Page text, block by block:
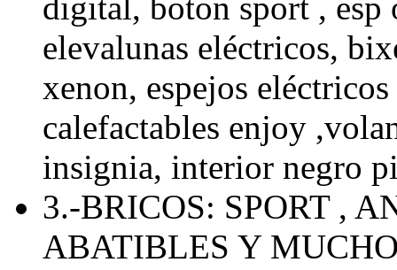
elevalunas eléctricos,
xenon, espejos
calefactables enjoy
insignia, interior negro
3.-BRICOS: SPORT ,
ABATIBLES Y